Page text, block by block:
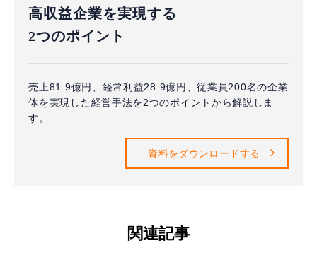
高収益企業を実現する
2つのポイント
売上81.9億円、経常利益28.9億円、従業員200名の企業
体を実現した経営手法を2つのポイントから解説しま
す。
資料をダウンロードする
関連記事